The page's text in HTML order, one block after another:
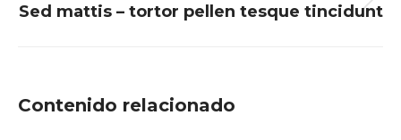
Next
Sed mattis – tortor pellen tesque tincidunt
Contenido relacionado